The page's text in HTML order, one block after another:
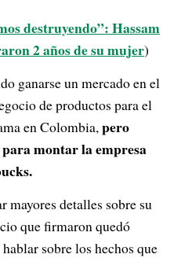
destruyendo”: Hassam
2 años de su mujer)
ganarse un mercado en el
de productos para el
en Colombia,pero
montar la empresa
mayores detalles sobre su
que firmaron quedó
sobre los hechos que